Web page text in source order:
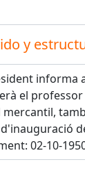
y
informa
el
mercantil,
02-10-